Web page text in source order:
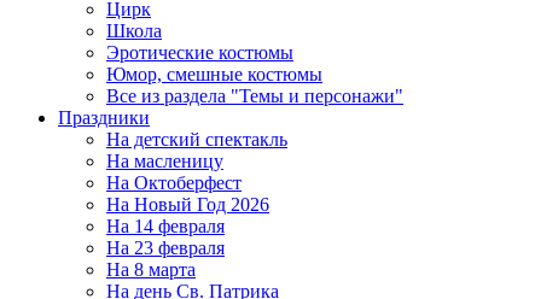
Цирк
Школа
Эротические костюмы
Юмор, смешные костюмы
Все из раздела "Темы и персонажи"
Праздники
На детский спектакль
На масленицу
На Октоберфест
На Новый Год 2026
На 14 февраля
На 23 февраля
На 8 марта
На день Св. Патрика